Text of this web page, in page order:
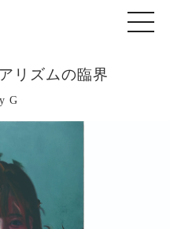
リズムの臨界
G